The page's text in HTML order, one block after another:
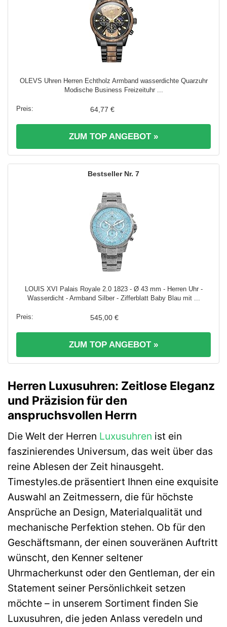
OLEVS Uhren Herren Echtholz Armband wasserdichte Quarzuhr
Modische Business Freizeituhr ...
64,77 €
ZUM TOP ANGEBOT »
7
LOUIS XVI Palais Royale 2.0 1823 - Ø 43 mm - Herren Uhr -
Wasserdicht - Armband Silber - Zifferblatt Baby Blau mit ...
545,00 €
ZUM TOP ANGEBOT »
Herren Luxusuhren: Zeitlose Eleganz
und Präzision für den
anspruchsvollen Herrn
Die Welt der Herren Luxusuhren ist ein
faszinierendes Universum, das weit über das
reine Ablesen der Zeit hinausgeht.
Timestyles.de präsentiert Ihnen eine exquisite
Auswahl an Zeitmessern, die für höchste
Ansprüche an Design, Materialqualität und
mechanische Perfektion stehen. Ob für den
Geschäftsmann, der einen souveränen Auftritt
wünscht, den Kenner seltener
Uhrmacherkunst oder den Gentleman, der ein
Statement seiner Persönlichkeit setzen
möchte – in unserem Sortiment finden Sie
Luxusuhren, die jeden Anlass veredeln und